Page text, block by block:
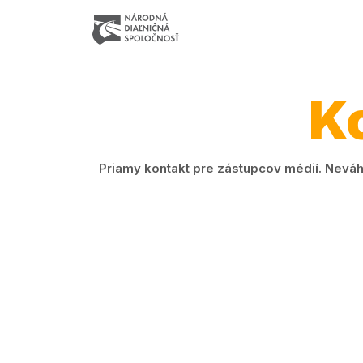
Priamy kontakt pre zástupcov médií.